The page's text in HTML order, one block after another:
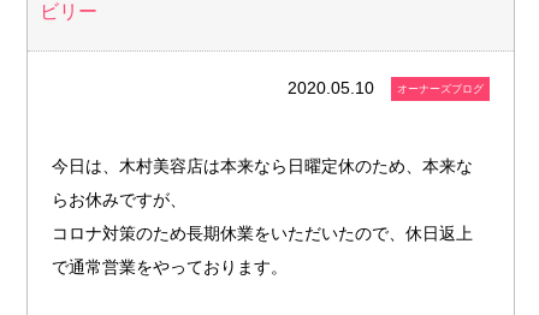
STAFF
RECRUIT
ビリー
2020.05.10 オーナーズブログ
今日は、木村美容店は本来なら日曜定休のため、本来な
らお休みですが、
コロナ対策のため長期休業をいただいたので、休日返上
で通常営業をやっております。